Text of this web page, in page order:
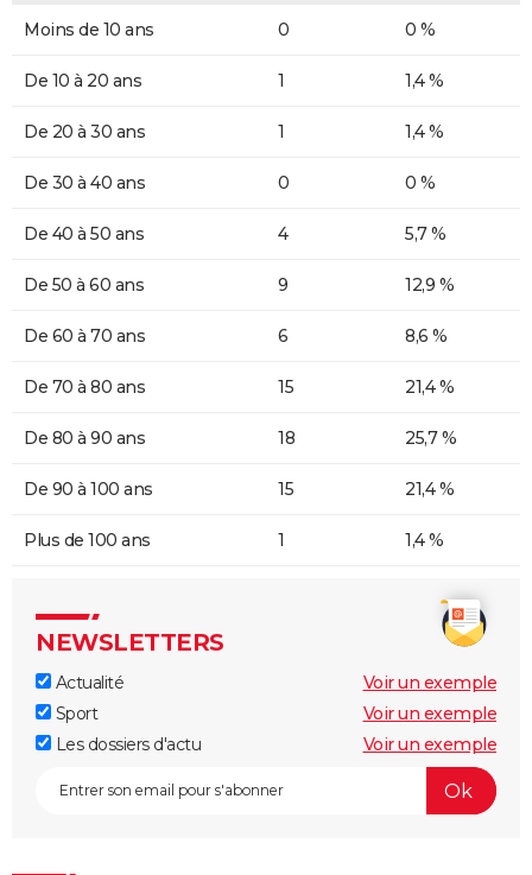
Moins de 10 ans 0 0 %
De 10 à 20 ans 1 1,4 %
De 20 à 30 ans 1 1,4 %
De 30 à 40 ans 0 0 %
De 40 à 50 ans 4 5,7 %
De 50 à 60 ans 9 12,9 %
De 60 à 70 ans 6 8,6 %
De 70 à 80 ans 15 21,4 %
De 80 à 90 ans 18 25,7 %
De 90 à 100 ans 15 21,4 %
Plus de 100 ans 1 1,4 %
NEWSLETTERS
Actualité
Voir un exemple
Sport
Voir un exemple
Les dossiers d'actu
Voir un exemple